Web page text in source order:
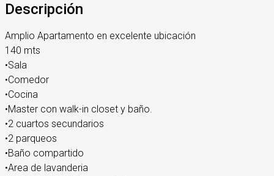
Descripción
Amplio Apartamento en excelente ubicación
140 mts
•Sala
•Comedor
•Cocina
•Master con walk-in closet y baño.
•2 cuartos secundarios
•2 parqueos
•Baño compartido
•Area de lavanderia